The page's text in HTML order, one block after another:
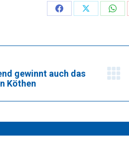
Share
Facebook
Share
X
gewinnt auch das
Köthen